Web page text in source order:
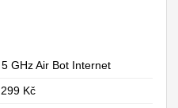
5 GHz Air Bot Internet
299 Kč